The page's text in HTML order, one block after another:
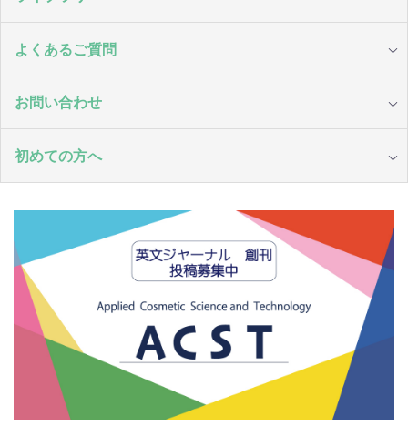
よくあるご質問
お問い合わせ
初めての方へ